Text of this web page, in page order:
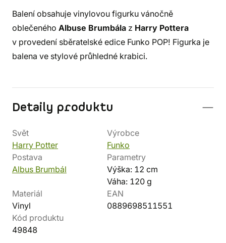
Balení obsahuje vinylovou figurku vánočně
oblečeného Albuse Brumbála z Harry Pottera
v provedení sběratelské edice Funko POP! Figurka je
balena ve stylové průhledné krabici.
Detaily produktu
Svět
Harry Potter
Výrobce
Funko
Postava
Albus Brumbál
Parametry
Výška: 12 cm
Váha: 120 g
Materiál
Vinyl
EAN
0889698511551
Kód produktu
49848